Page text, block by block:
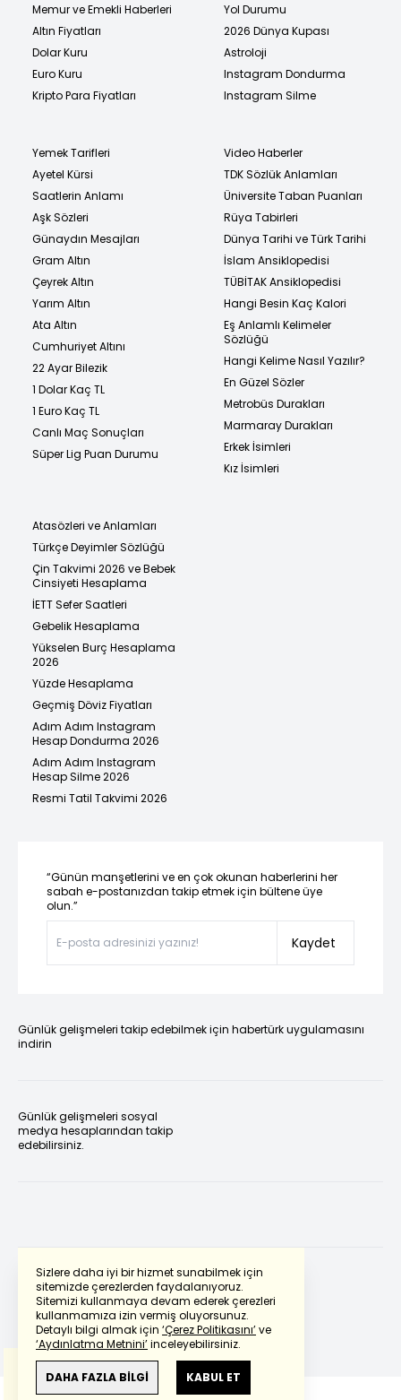
Sizlere daha iyi bir hizmet sunabilmek için
sitemizde çerezlerden faydalanıyoruz.
Sitemizi kullanmaya devam ederek çerezleri
kullanmamıza izin vermiş oluyorsunuz.
Detaylı bilgi almak için ‘Çerez Politikasını’ve
‘Aydınlatma Metnini’inceleyebilirsiniz.
DAHA FAZLA BİLGİ KABUL ET
Memur ve Emekli Haberleri
Altın Fiyatları
Dolar Kuru
Euro Kuru
Kripto Para Fiyatları
Yol Durumu
2026 Dünya Kupası
Astroloji
Instagram Dondurma
Instagram Silme
Yemek Tarifleri
Ayetel Kürsi
Saatlerin Anlamı
Aşk Sözleri
Günaydın Mesajları
Gram Altın
Çeyrek Altın
Yarım Altın
Ata Altın
Cumhuriyet Altını
22 Ayar Bilezik
1 Dolar Kaç TL
1 Euro Kaç TL
Canlı Maç Sonuçları
Süper Lig Puan Durumu
Video Haberler
TDK Sözlük Anlamları
Üniversite Taban Puanları
Rüya Tabirleri
Dünya Tarihi ve Türk Tarihi
İslam Ansiklopedisi
TÜBİTAK Ansiklopedisi
Hangi Besin Kaç Kalori
Eş Anlamlı Kelimeler
Sözlüğü
Hangi Kelime Nasıl Yazılır?
En Güzel Sözler
Metrobüs Durakları
Marmaray Durakları
Erkek İsimleri
Kız İsimleri
Atasözleri ve Anlamları
Türkçe Deyimler Sözlüğü
Çin Takvimi 2026 ve Bebek
Cinsiyeti Hesaplama
İETT Sefer Saatleri
Gebelik Hesaplama
Yükselen Burç Hesaplama
2026
Yüzde Hesaplama
Geçmiş Döviz Fiyatları
Adım Adım Instagram
Hesap Dondurma 2026
Adım Adım Instagram
Hesap Silme 2026
Resmi Tatil Takvimi 2026
“Günün manşetlerini ve en çok okunan haberlerini her
sabah e-postanızdan takip etmek için bültene üye
olun.”
Kaydet
Günlük gelişmeleri takip edebilmek için habertürk uygulamasını
indirin
Günlük gelişmeleri sosyal
medya hesaplarından takip
edebilirsiniz.
Powered by Translate
Bu çevirideGoogle Transletekullanılmıştır.
Anlam ve çeviri hatalarından
haberturk.com
sorumlu değildir.